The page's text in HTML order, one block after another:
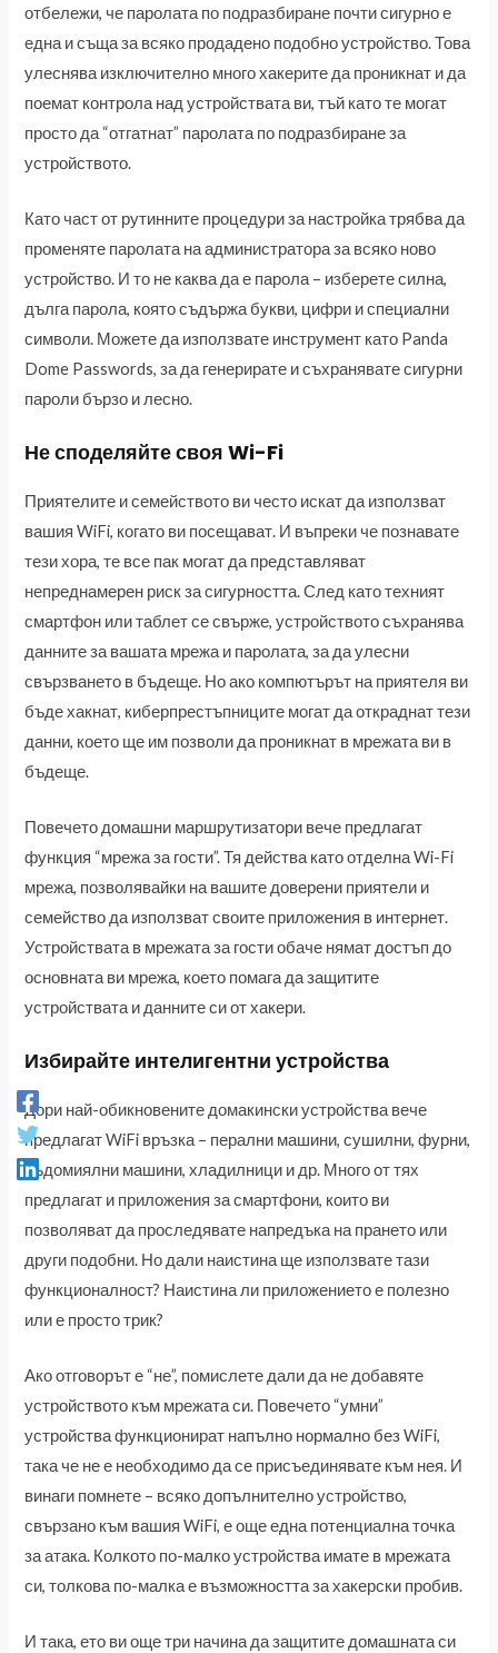
отбележи, че паролата по подразбиране почти сигурно е
една и съща за всяко продадено подобно устройство. Това
улеснява изключително много хакерите да проникнат и да
поемат контрола над устройствата ви, тъй като те могат
просто да “отгатнат” паролата по подразбиране за
устройството.
Като част от рутинните процедури за настройка трябва да
променяте паролата на администратора за всяко ново
устройство. И то не каква да е парола – изберете силна,
дълга парола, която съдържа букви, цифри и специални
символи. Можете да използвате инструмент като Panda
Dome Passwords, за да генерирате и съхранявате сигурни
пароли бързо и лесно.
Не споделяйте своя Wi-Fi
Приятелите и семейството ви често искат да използват
вашия WiFi, когато ви посещават. И въпреки че познавате
тези хора, те все пак могат да представляват
непреднамерен риск за сигурността. След като техният
смартфон или таблет се свърже, устройството съхранява
данните за вашата мрежа и паролата, за да улесни
свързването в бъдеще. Но ако компютърът на приятеля ви
бъде хакнат, киберпрестъпниците могат да откраднат тези
данни, което ще им позволи да проникнат в мрежата ви в
бъдеще.
Повечето домашни маршрутизатори вече предлагат
функция “мрежа за гости”. Тя действа като отделна Wi-Fi
мрежа, позволявайки на вашите доверени приятели и
семейство да използват своите приложения в интернет.
Устройствата в мрежата за гости обаче нямат достъп до
основната ви мрежа, което помага да защитите
устройствата и данните си от хакери.
Избирайте интелигентни устройства
Дори най-обикновените домакински устройства вече
предлагат WiFi връзка – перални машини, сушилни, фурни,
съдомиялни машини, хладилници и др. Много от тях
предлагат и приложения за смартфони, които ви
позволяват да проследявате напредъка на прането или
други подобни. Но дали наистина ще използвате тази
функционалност? Наистина ли приложението е полезно
или е просто трик?
Ако отговорът е “не”, помислете дали да не добавяте
устройството към мрежата си. Повечето “умни”
устройства функционират напълно нормално без WiFi,
така че не е необходимо да се присъединявате към нея. И
винаги помнете – всяко допълнително устройство,
свързано към вашия WiFi, е още една потенциална точка
за атака. Колкото по-малко устройства имате в мрежата
си, толкова по-малка е възможността за хакерски пробив.
И така, ето ви още три начина да защитите домашната си